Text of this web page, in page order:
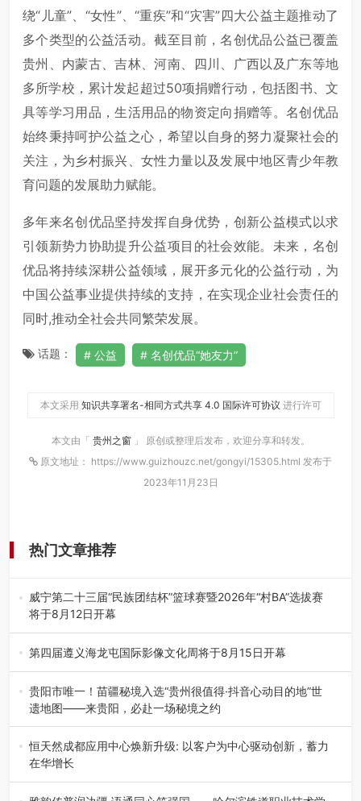
绕“儿童”、“女性”、“重疾”和“灾害”四大公益主题推动了
多个类型的公益活动。截至目前，名创优品公益已覆盖
贵州、内蒙古、吉林、河南、四川、广西以及广东等地
多所学校，累计发起超过50项捐赠行动，包括图书、文
具等学习 用品，生活用品的物资定向捐赠等。名创优品
始终秉持呵护公益之心，希望以自身的努力凝聚社会的
关注，为乡村振兴、女性力量以及发展中地区青少年教
育问题的发展助力赋能。
多年来名创优品坚持发挥自身优势，创新公益模式以求
引领新势力协助提升公益项目的社会效能。未来，名创
优品将持续深耕公益领域，展开多元化的公益行动，为
中国公益事业提供持续的支持，在实现企业社会责任的
同时,推动全社会共同繁荣发展。
话题： 公益 名创优品“她友力”
本文采用 知识共享署名-相同方式共享 4.0 国际许可协议 进行许可
本文由「 贵州之窗 」 原创或整理后发布，欢迎分享和转发。
原文地址： https://www.guizhouzc.net/gongyi/15305.html 发布于
2023年11月23日
热门文章推荐
威宁第二十三届“民族团结杯”篮球赛暨2026年“村BA”选拔赛
将于8月12日开幕
8月7日，威宁彝族回族苗族自治县第二十三届“民族团结
杯”篮球赛暨2026年“村B…
第四届遵义海龙屯国际影像文化周将于8月15日开幕
8月7日，第四届遵义海龙屯国际影像文化周媒体通气会在世
界文化遗产地海龙屯核心景区…
贵阳市唯一！苗疆秘境入选“贵州很值得·抖音心动目的地”世
遗地图——来贵阳，必赴一场秘境之约
2026年7月21日，2026年“贵州很值得”暨抖音“心动目的
地”（贵州站）主题…
恒天然成都应用中心焕新升级: 以客户为中心驱动创新，蓄力
在华增长
融合全球研发实力与本土洞察，深化客户共创，赋能西南市
场创新发展 （7月27日，成…